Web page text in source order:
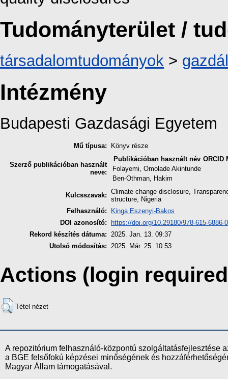
Tudományterület /
társadalomtudományok >
Intézmény
Budapesti Gazdasági Egyetem
Mű típusa: Könyv része
Szerző publikációban használt
neve:
Publikációban használt név ORCID
Folayemi, Omolade Akintunde
Ben-Othman, Hakim
Kulcsszavak: Climate change disclosure,
structure, Nigeria
Felhasználó:
Kinga Eszenyi-Bakos
DOI azonosító:
https://doi.org/10.29180/978-615-6886-
Rekord készítés dátuma: 2025. Jan. 13. 09:37
Utolsó módosítás: 2025. Már. 25. 10:53
Actions (login
Tétel nézet
A repozitórium felhasználó-központú szolgáltatásfejlesztése
a BGE felsőfokú képzései minőségének és
Magyar Állam támogatásával.